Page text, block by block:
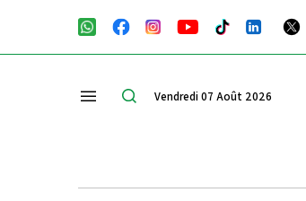
Vendredi 07 Août 2026